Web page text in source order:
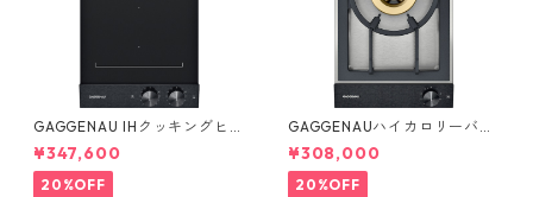
GAGGENAU IHクッキングヒー
ター2口：VI 232 121
¥347,600
20%OFF
GAGGENAUハイカロリーバー
ナー：VG 231 220 JP
¥308,000
20%OFF